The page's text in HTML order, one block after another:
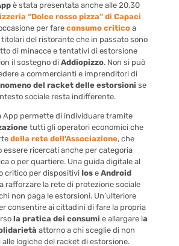
è stata presentata anche alle 20,30
“Dolce rosso pizza” di Capaci
per fareconsumo criticoa
del ristorante che in passato sono
di minacce e tentativi di estorsione
il sostegno di Addiopizzo. Non si può
a commercianti e imprenditori di
del racket delle estorsioni se
sociale resta indifferente.
App permette di individuare tramite
tutti gli operatori economici che
della rete dell’Associazione, che
essere ricercati anche per categoria
o per quartiere. Una guida digitale al
critico per dispositivi Ios e Android
rafforzare la rete di protezione sociale
non paga le estorsioni. Un’ulteriore
consentire ai cittadini di fare la propria
la pratica dei consumi e allargare la
attorno a chi sceglie di non
alle logiche del racket di estorsione.